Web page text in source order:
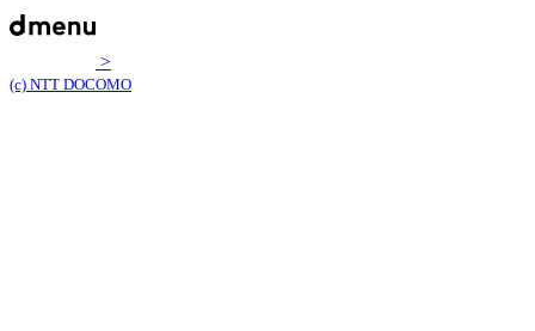
>
(c) NTT DOCOMO